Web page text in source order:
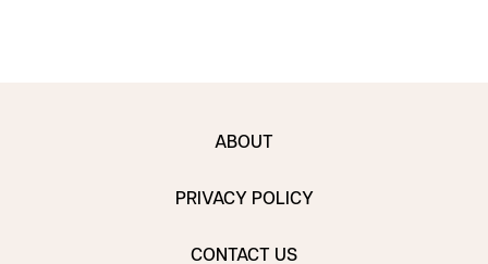
ABOUT
PRIVACY POLICY
CONTACT US